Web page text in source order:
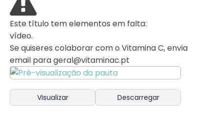
Este título tem elementos em falta:
vídeo.
Se quiseres colaborar com o Vitamina C, envia
email parageral@vitaminac.pt
Visualizar Descarregar